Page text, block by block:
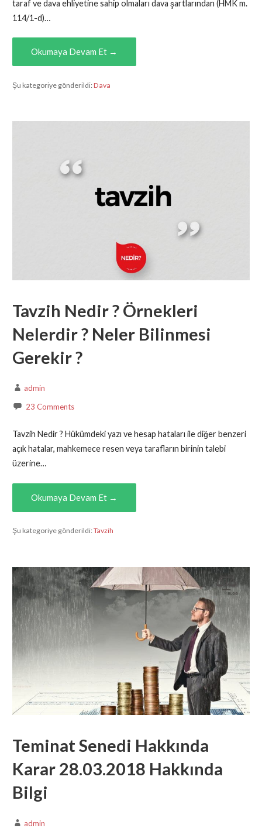
taraf ve dava ehliyetine sahip olmaları dava şartlarından (HMK m.
114/1-d)…
Okumaya Devam Et →
Şu kategoriye gönderildi:Dava
Tavzih Nedir ? Örnekleri
Nelerdir ? Neler Bilinmesi
Gerekir ?
admin
23 Comments
Tavzih Nedir ? Hükümdeki yazı ve hesap hataları ile diğer benzeri
açık hatalar, mahkemece resen veya tarafların birinin talebi
üzerine…
Okumaya Devam Et →
Şu kategoriye gönderildi:Tavzih
Teminat Senedi Hakkında
Karar 28.03.2018 Hakkında
Bilgi
admin